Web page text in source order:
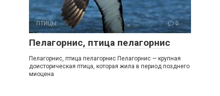
ПТИЦЫ 0
Пелагорнис, птица пелагорнис
Пелагорнис, птица пелагорнис Пелагорнис — крупная
доисторическая птица, которая жила в период позднего
миоцена